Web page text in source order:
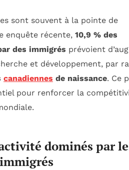
sont souvent à la pointe de
enquête récente, 10,9 % des
des immigrés prévoient
et développement, par
canadiennes de naissance. Ce
pour renforcer la
dominés par